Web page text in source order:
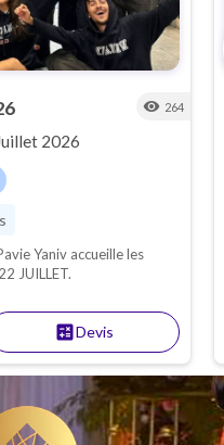
visibility 264
2026
Yaniv accueille les
JUILLET.
calculateDevis